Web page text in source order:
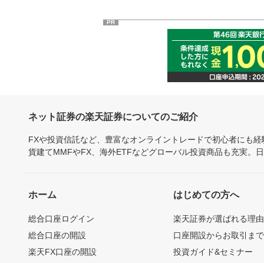
PR
ネット証券の楽天証券についてのご紹介
FXや投資信託など、豊富なオンライントレードで初心者にも
貨建てMMFやFX、海外ETFなどグローバル投資商品も充実。
ホーム
総合口座ログイン
総合口座の開設
楽天FX口座の開設
はじめての方へ
楽天証券が選ばれる理由
口座開設からお取引ま
投資ガイド&セミナー